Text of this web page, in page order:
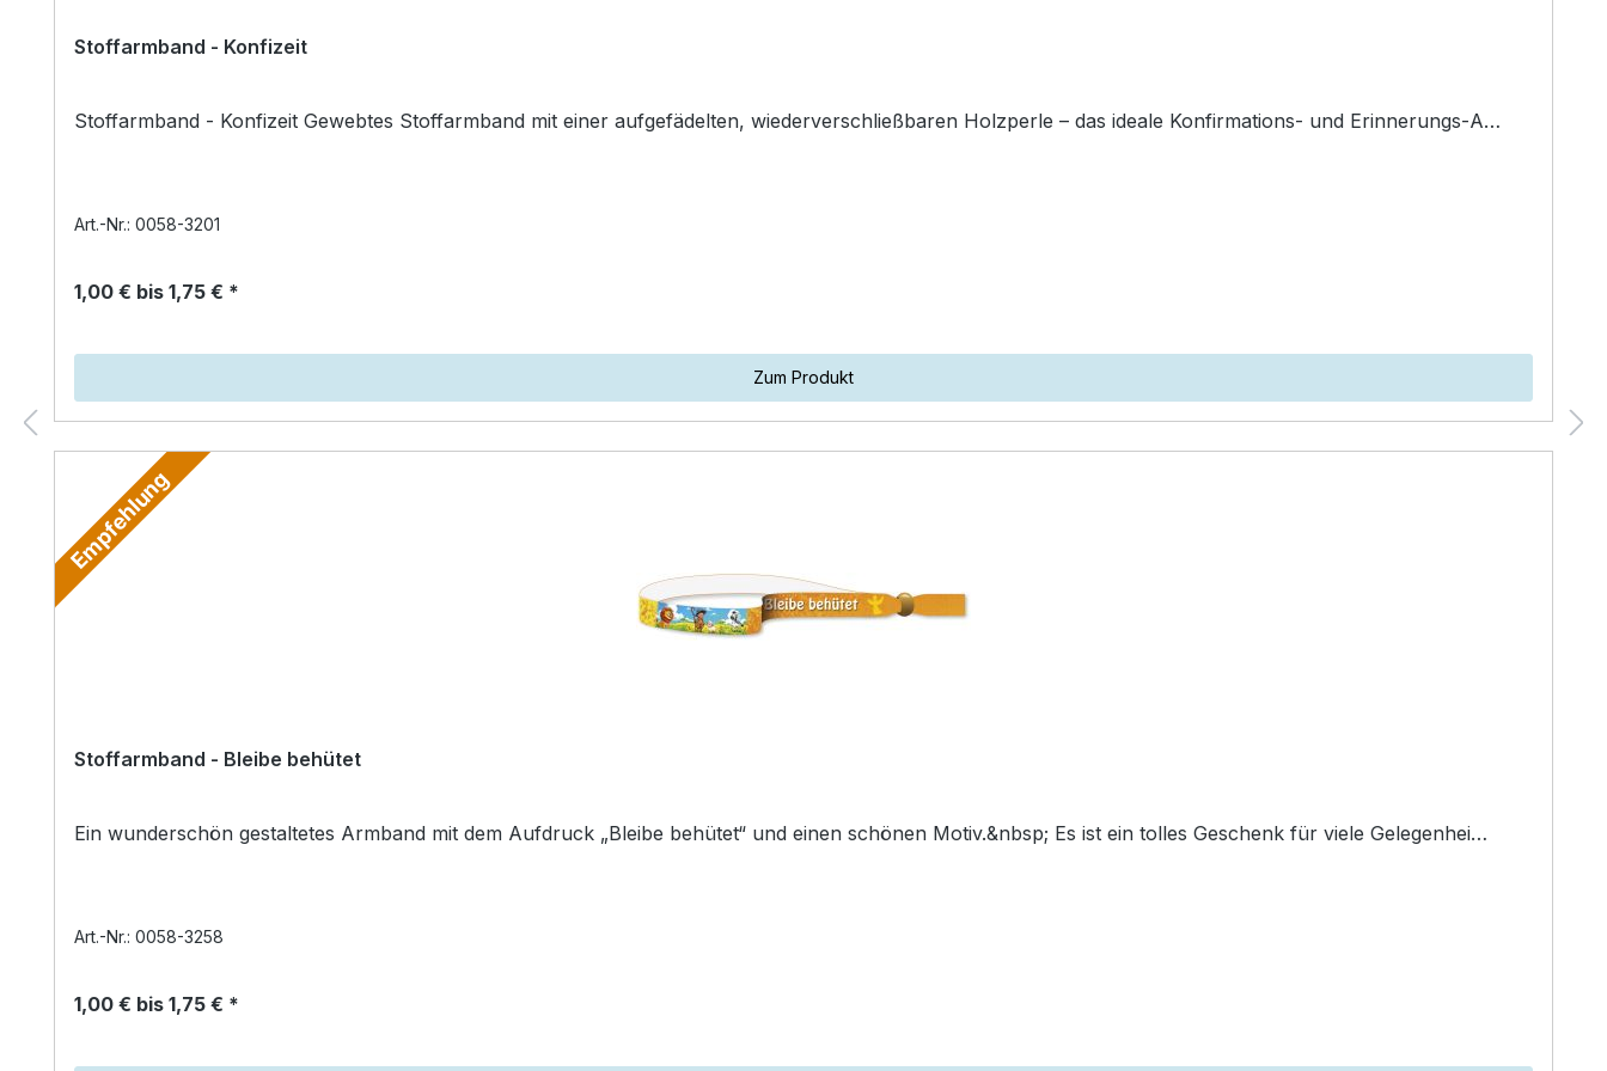
Stoffarmband - Konfizeit
Stoffarmband - Konfizeit Gewebtes Stoffarmband mit einer aufgefädelten, wiederverschließbaren Holzperle – das ideale Konfirmations‑ und Erinnerungs‑A…
Art.-Nr.: 0058-3201
1,00 € bis 1,75 € *
Zum Produkt
Empfehlung
Stoffarmband - Bleibe behütet
Ein wunderschön gestaltetes Armband mit dem Aufdruck „Bleibe behütet“ und einen schönen Motiv.&nbsp; Es ist ein tolles Geschenk für viele Gelegenhei…
Art.-Nr.: 0058-3258
1,00 € bis 1,75 € *